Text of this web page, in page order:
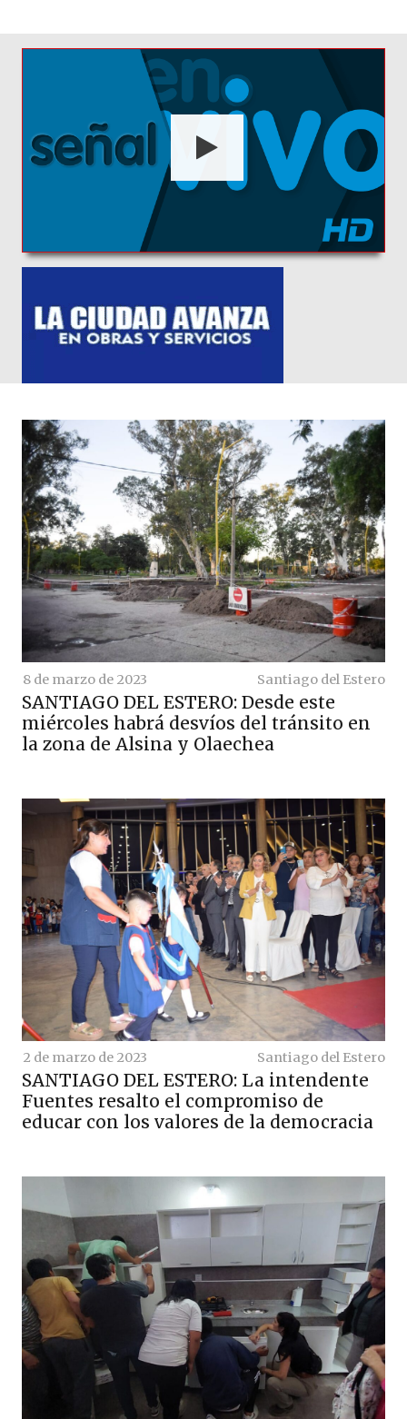
8 de marzo de 2023 Santiago del Estero
SANTIAGO DEL ESTERO: Desde este
miércoles habrá desvíos del tránsito en
la zona de Alsina y Olaechea
2 de marzo de 2023 Santiago del Estero
SANTIAGO DEL ESTERO: La intendente
Fuentes resalto el compromiso de
educar con los valores de la democracia
Argentinísima Satelital HD en Vivo